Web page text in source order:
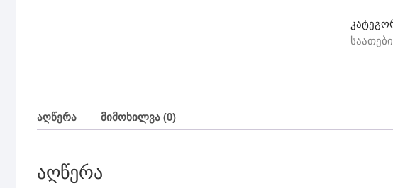
-
საათები
აღწერა მიმოხილვა (0)
აღწერა